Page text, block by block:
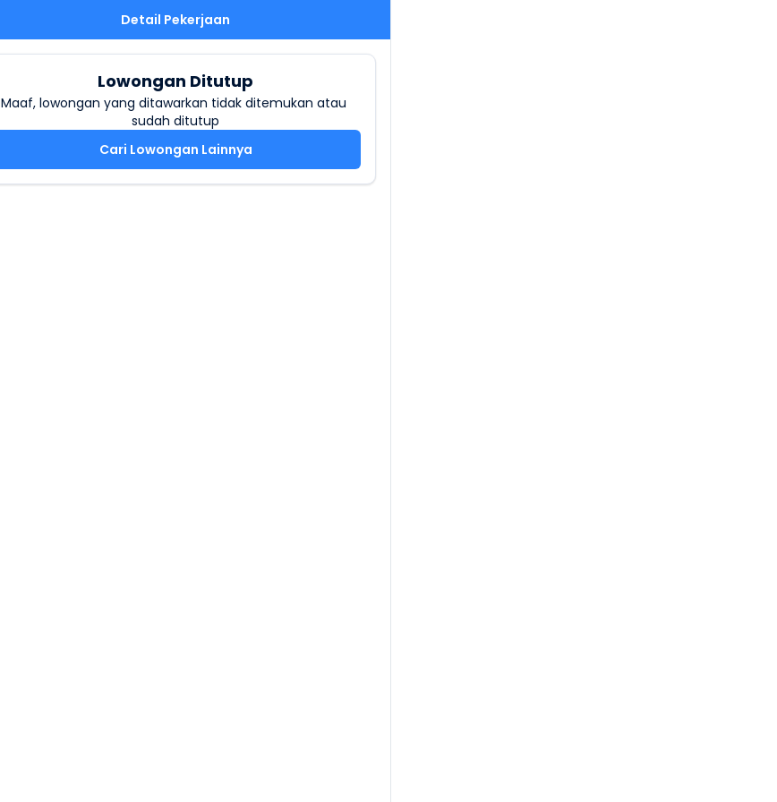
Detail Pekerjaan
Lowongan Ditutup
Maaf, lowongan yang ditawarkan tidak ditemukan atau
sudah ditutup
Cari Lowongan Lainnya